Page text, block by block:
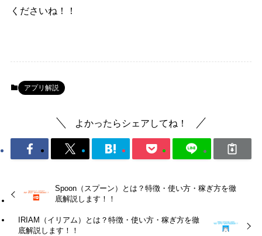
くださいね！！
アプリ解説
よかったらシェアしてね！
Spoon（スプーン）とは？特徴・使い方・稼ぎ方を徹
底解説します！！
IRIAM（イリアム）とは？特徴・使い方・稼ぎ方を徹
底解説します！！